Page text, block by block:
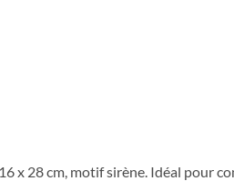
x 28 cm, motif sirène. Idéal pour